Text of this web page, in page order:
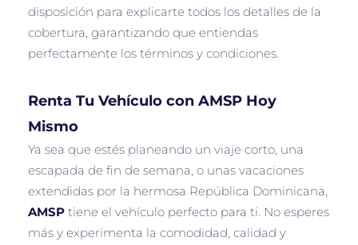
disposición para explicarte todos los detalles de la
cobertura, garantizando que entiendas
perfectamente los términos y condiciones.
Renta Tu Vehículo con AMSP Hoy
Mismo
Ya sea que estés planeando un viaje corto, una
escapada de fin de semana, o unas vacaciones
extendidas por la hermosa República Dominicana,
AMSP tiene el vehículo perfecto para ti. No esperes
más y experimenta la comodidad, calidad y